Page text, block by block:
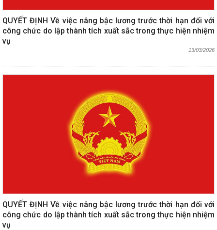
QUYẾT ĐỊNH Về việc nâng bậc lương trước thời hạn đối với
công chức do lập thành tích xuất sắc trong thực hiện nhiệm
vụ
13/03/2026
QUYẾT ĐỊNH Về việc nâng bậc lương trước thời hạn đối với
công chức do lập thành tích xuất sắc trong thực hiện nhiệm
vụ